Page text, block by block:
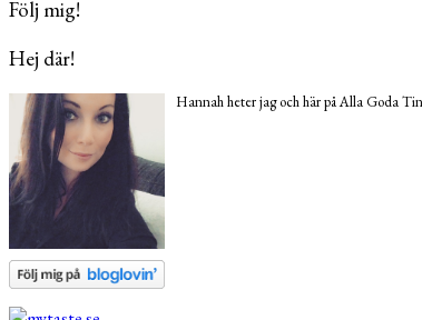
Följ mig!
Hej där!
Hannah heter jag och här på Alla Goda